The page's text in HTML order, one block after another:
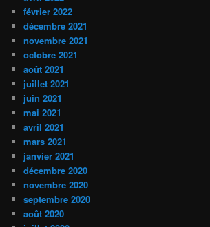
février 2022
décembre 2021
novembre 2021
octobre 2021
août 2021
juillet 2021
juin 2021
mai 2021
avril 2021
mars 2021
janvier 2021
décembre 2020
novembre 2020
septembre 2020
août 2020